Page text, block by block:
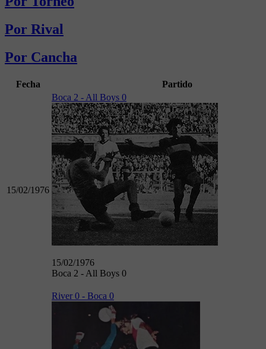
Por Rival
Por Cancha
Fecha Partido
15/02/1976
Boca 2 - All Boys 0
15/02/1976
Boca 2 - All Boys 0
River 0 - Boca 0